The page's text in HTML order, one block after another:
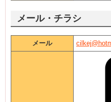
メール・チラシ
メール